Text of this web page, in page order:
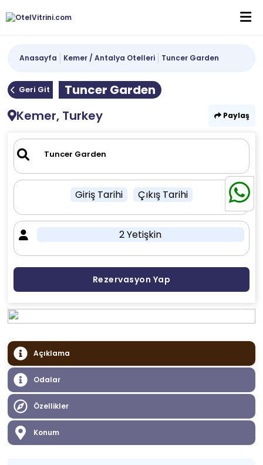
Anasayfa Kemer / Antalya Otelleri Tuncer Garden
Geri Git
Tuncer Garden
Kemer, Turkey
Paylaş
Giriş Tarihi Çıkış Tarihi
2 Yetişkin
Rezervasyon Yap
Açıklama
Odalar
Özellikler
Konum